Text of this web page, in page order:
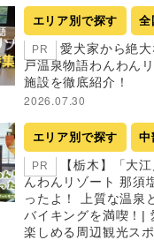
エリア別で探す 全
PR
愛犬家から絶
戸温泉物語わんわん
施設を徹底紹介！
2026.07.30
エリア別で探す 中
PR
【栃木】「大
んわんリゾート 那須
ったよ！ 上質な温泉
バイキングを満喫！|
楽しめる周辺観光ス